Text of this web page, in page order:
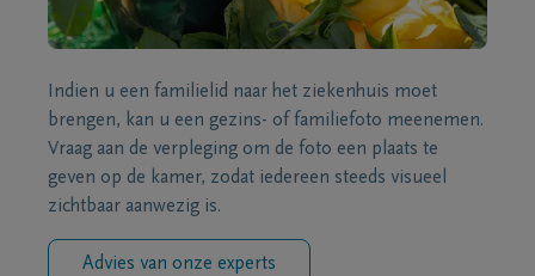
Indien u een familielid naar het ziekenhuis moet
brengen, kan u een gezins- of familiefoto meenemen.
Vraag aan de verpleging om de foto een plaats te
geven op de kamer, zodat iedereen steeds visueel
zichtbaar aanwezig is.
Advies van onze experts